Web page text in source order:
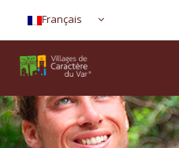
Français